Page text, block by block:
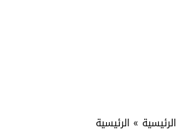
الرئيسية » الرئيسية